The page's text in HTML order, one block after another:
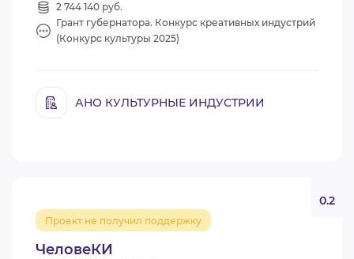
2 744 140 руб.
Грант губернатора. Конкурс креативных индустрий
(Конкурс культуры 2025)
АНО КУЛЬТУРНЫЕ ИНДУСТРИИ
ЧеловеКИ
Проект не получил поддержку
0.2